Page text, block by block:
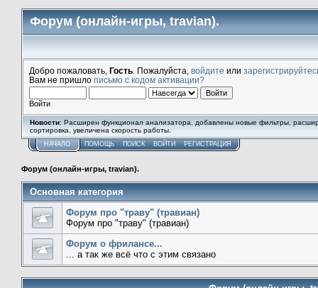
Форум (онлайн-игры, travian).
Добро пожаловать, Гость . Пожалуйста, войдите или
Вам не пришло письмо с кодом активации?
Войти
Новости: Расширен функционал анализатора, добавлены новые фильтры,
сортировка, увеличена скорость работы.
НАЧАЛО ПОМОЩЬ ПОИСК ВОЙТИ РЕГИСТРАЦИЯ
Форум (онлайн-игры, travian).
Основная категория
Форум про "траву" (травиан)
Форум про "траву" (травиан)
Форум о фрилансе...
... а так же всё что с этим связано